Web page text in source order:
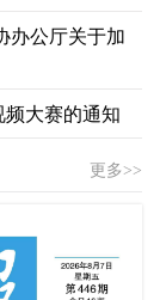
办公厅关于加
大赛的通知
更多>>